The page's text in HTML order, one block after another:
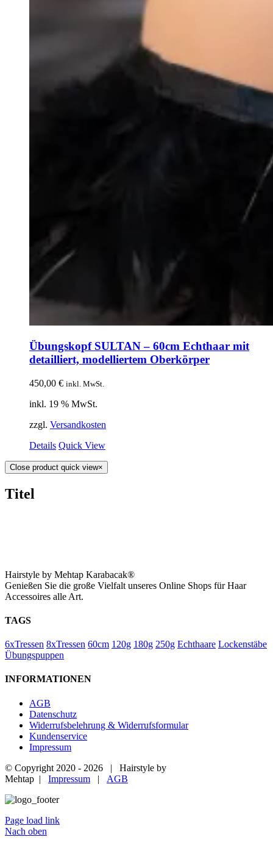
Übungskopf SULTAN – 60cm Echthaar mit
detailliert, modelliertem Oberkörper
450,00 € inkl. MwSt.
inkl. 19 % MwSt.
zzgl. Versandkosten
Details Quick View
Close product quick view×
Titel
Hairstyle by Mehtap Karabacak®
Genießen Sie die große Vielfalt unseres Online Shops für Haar
Accessoires alle Art.
TAGS
6xTressen 8xTressen 60cm 120g 180g 250g Echthaare Lockenstäbe
Übungspuppen
INFORMATIONEN
AGB
Datenschutz
Widerrufsbelehrung & Widerrufsformular
Kundenservice
Impressum
© Copyright 2020 - 2026 | Hairstyle by
Mehtap | Impressum | AGB
Page load link
Nach oben